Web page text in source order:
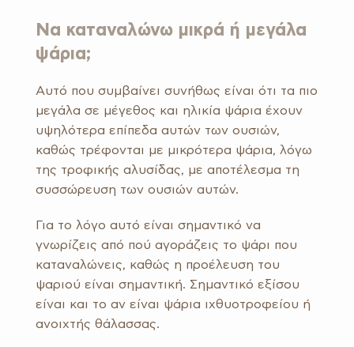
Να καταναλώνω μικρά ή μεγάλα
ψάρια;
Αυτό που συμβαίνει συνήθως είναι ότι τα πιο
μεγάλα σε μέγεθος και ηλικία ψάρια έχουν
υψηλότερα επίπεδα αυτών των ουσιών,
καθώς τρέφονται με μικρότερα ψάρια, λόγω
της τροφικής αλυσίδας, με αποτέλεσμα τη
συσσώρευση των ουσιών αυτών.
Για το λόγο αυτό είναι σημαντικό να
γνωρίζεις από πού αγοράζεις το ψάρι που
καταναλώνεις, καθώς η προέλευση του
ψαριού είναι σημαντική. Σημαντικό εξίσου
είναι και το αν είναι ψάρια ιχθυοτροφείου ή
ανοιχτής θάλασσας.